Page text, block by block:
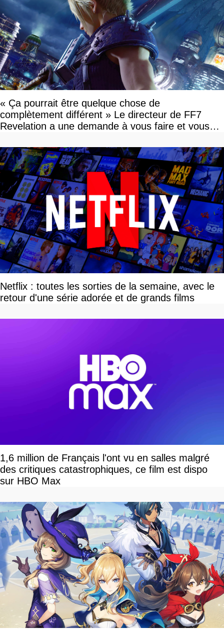
« Ça pourrait être quelque chose de
complètement différent » Le directeur de FF7
Revelation a une demande à vous faire et vous
Netflix : toutes les sorties de la semaine, avec le
retour d'une série adorée et de grands films
1,6 million de Français l'ont vu en salles malgré
des critiques catastrophiques, ce film est dispo
sur HBO Max